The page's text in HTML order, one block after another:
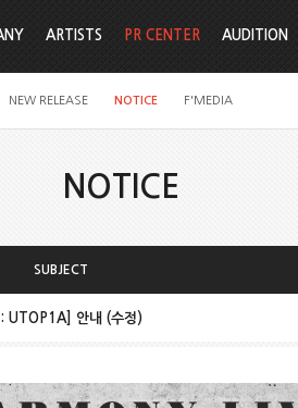
ARTISTS PR CENTER
NEW RELEASE NOTICE F'MEDIA
AUDITION
NOTICE
SUBJECT
UTOP1A] 안내 (수정)